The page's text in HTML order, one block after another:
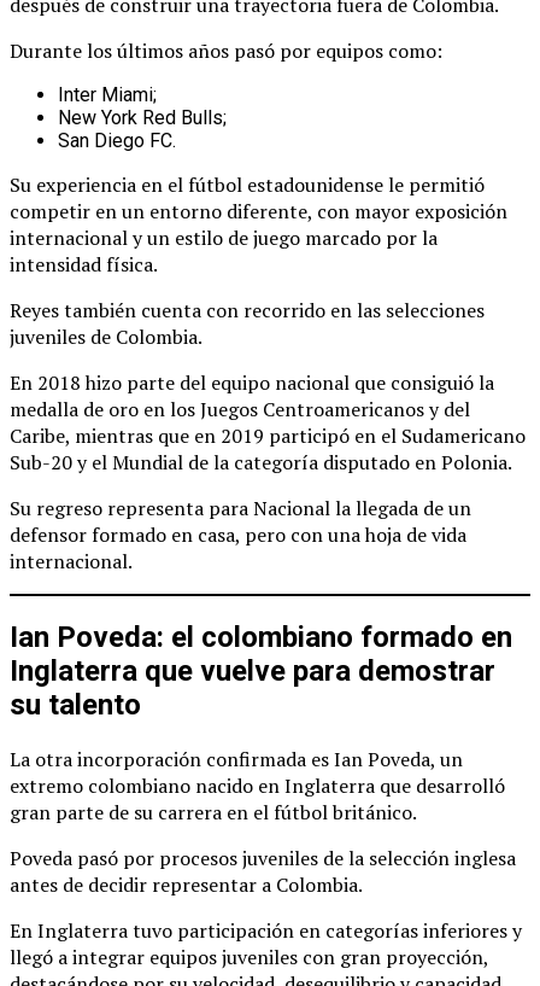
Durante los últimos años pasó por equipos como:
Inter Miami;
New York Red Bulls;
San Diego FC.
Su experiencia en el fútbol estadounidense le permitió
competir en un entorno diferente, con mayor exposición
internacional y un estilo de juego marcado por la
intensidad física.
Reyes también cuenta con recorrido en las selecciones
juveniles de Colombia.
En 2018 hizo parte del equipo nacional que consiguió la
medalla de oro en los Juegos Centroamericanos y del
Caribe, mientras que en 2019 participó en el Sudamericano
Sub-20 y el Mundial de la categoría disputado en Polonia.
Su regreso representa para Nacional la llegada de un
defensor formado en casa, pero con una hoja de vida
internacional.
Ian Poveda: el colombiano formado en
Inglaterra que vuelve para demostrar
su talento
La otra incorporación confirmada es Ian Poveda, un
extremo colombiano nacido en Inglaterra que desarrolló
gran parte de su carrera en el fútbol británico.
Poveda pasó por procesos juveniles de la selección inglesa
antes de decidir representar a Colombia.
En Inglaterra tuvo participación en categorías inferiores y
llegó a integrar equipos juveniles con gran proyección,